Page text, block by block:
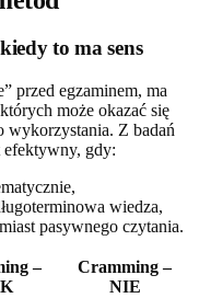
to ma sens
przed egzaminem, ma
może okazać się
wykorzystania. Z badań
efektywny, gdy:
wiedza,
pasywnego czytania.
–
Cramming –
NIE